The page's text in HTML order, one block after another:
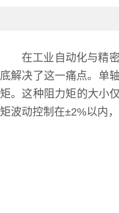
在工业自动化与精
底解决了这一痛点。单
矩。这种阻力矩的大小
矩波动控制在±2%以内